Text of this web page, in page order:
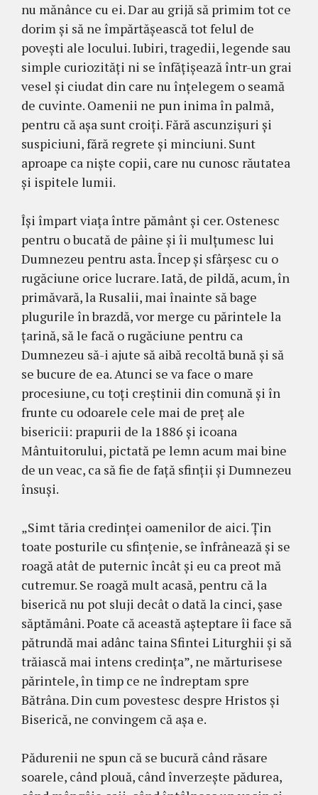
nu mănânce cu ei. Dar au grijă să primim tot ce
dorim şi să ne împărtăşească tot felul de
poveşti ale locului. Iubiri, tragedii, legende sau
simple curiozităţi ni se înfăţişează într-un grai
vesel şi ciudat din care nu înţelegem o seamă
de cuvinte. Oamenii ne pun inima în palmă,
pentru că aşa sunt croiţi. Fără ascunzişuri şi
suspiciuni, fără regrete şi minciuni. Sunt
aproape ca nişte copii, care nu cunosc răutatea
şi ispitele lumii.
Îşi împart viaţa între pământ şi cer. Ostenesc
pentru o bucată de pâine şi îi mulţumesc lui
Dumnezeu pentru asta. Încep şi sfârşesc cu o
rugăciune orice lucrare. Iată, de pildă, acum, în
primăvară, la Rusalii, mai înainte să bage
plugurile în brazdă, vor merge cu părintele la
ţarină, să le facă o rugăciune pentru ca
Dumnezeu să-i ajute să aibă recoltă bună şi să
se bucure de ea. Atunci se va face o mare
procesiune, cu toţi creştinii din comună şi în
frunte cu odoarele cele mai de preţ ale
bisericii: prapurii de la 1886 şi icoana
Mântuitorului, pictată pe lemn acum mai bine
de un veac, ca să fie de faţă sfinţii şi Dumnezeu
însuşi.
„Simt tăria credinţei oamenilor de aici. Ţin
toate posturile cu sfinţenie, se înfrânează şi se
roagă atât de puternic încât şi eu ca preot mă
cutremur. Se roagă mult acasă, pentru că la
biserică nu pot sluji decât o dată la cinci, şase
săptămâni. Poate că această aşteptare îi face să
pătrundă mai adânc taina Sfintei Liturghii şi să
trăiască mai intens credinţa”, ne mărturisese
părintele, în timp ce ne îndreptam spre
Bătrâna. Din cum povestesc despre Hristos şi
Biserică, ne convingem că aşa e.
Pădurenii ne spun că se bucură când răsare
soarele, când plouă, când înverzeşte pădurea,